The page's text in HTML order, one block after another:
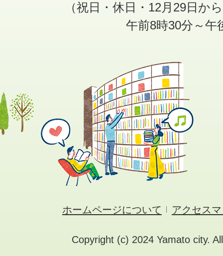
（祝日・休日・12月29日か
午前8時30分～午
ホームページについて アクセス
Copyright (c) 2024 Yamato city.